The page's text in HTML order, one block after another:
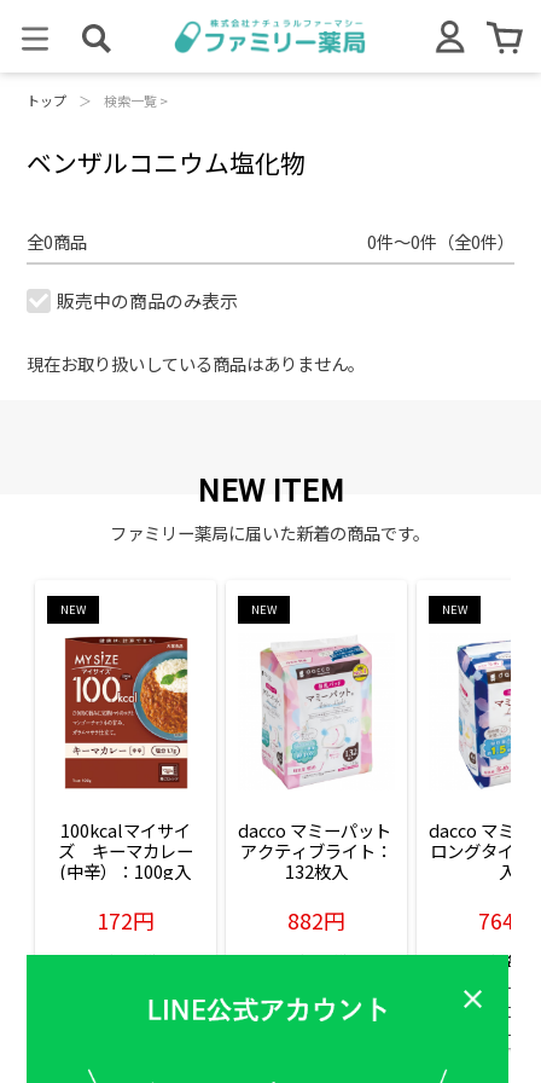
トップ ＞ 検索一覧 >
ベンザルコニウム塩化物
全0商品 0件～0件（全0件）
販売中の商品のみ表示
現在お取り扱いしている商品はありません。
NEW ITEM
ファミリー薬局に届いた新着の商品です。
NEW
100kcalマイサイ
ズ　キーマカレー
(中辛）：100g入
172円
販売価格(税込)
NEW
dacco マミーパット
アクティブライト：
132枚入
882円
販売価格(税込)
NEW
dacco マミー
ロングタイム
入
764円
販売価格(税